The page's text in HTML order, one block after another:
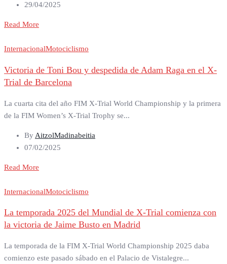
29/04/2025
Read More
InternacionalMotociclismo
Victoria de Toni Bou y despedida de Adam Raga en el X-
Trial de Barcelona
La cuarta cita del año FIM X-Trial World Championship y la primera
de la FIM Women’s X-Trial Trophy se...
By AitzolMadinabeitia
07/02/2025
Read More
InternacionalMotociclismo
La temporada 2025 del Mundial de X-Trial comienza con
la victoria de Jaime Busto en Madrid
La temporada de la FIM X-Trial World Championship 2025 daba
comienzo este pasado sábado en el Palacio de Vistalegre...